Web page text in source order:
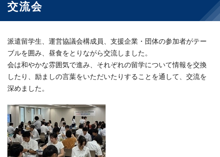
交流会
派遣留学生、運営協議会構成員、支援企業・団体の参加者がテー
ブルを囲み、昼食をとりながら交流しました。
会は和やかな雰囲気で進み、それぞれの留学について情報を交換
したり、励ましの言葉をいただいたりすることを通して、交流を
深めました。